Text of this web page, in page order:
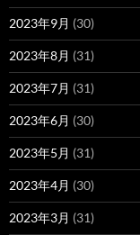
2023年9月 (30)
2023年8月 (31)
2023年7月 (31)
2023年6月 (30)
2023年5月 (31)
2023年4月 (30)
2023年3月 (31)